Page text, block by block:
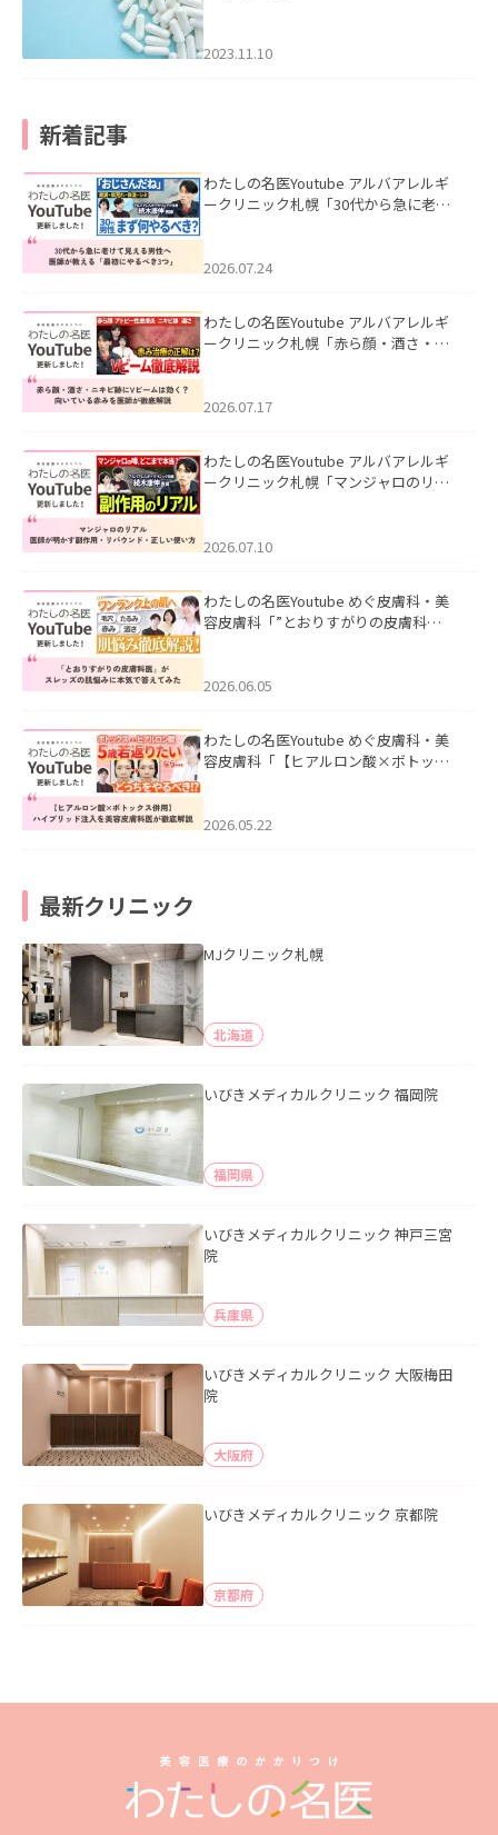
2023.11.10
新着記事
わたしの名医Youtube アルバアレルギ
ークリニック札幌「30代から急に老け
た。
2026.07.24
わたしの名医Youtube アルバアレルギ
ークリニック札幌「赤ら顔・酒さ・ニ
した。
2026.07.17
わたしの名医Youtube アルバアレルギ
ークリニック札幌「マンジャロのリア
た。
2026.07.10
わたしの名医Youtube めぐ皮膚科・美
容皮膚科「”とおりすがりの皮膚科
2026.06.05
わたしの名医Youtube めぐ皮膚科・美
容皮膚科「【ヒアルロン酸×ボトック
た。
2026.05.22
最新クリニック
MJクリニック札幌
北海道
いびきメディカルクリニック 福岡院
福岡県
いびきメディカルクリニック 神戸三宮
院
兵庫県
いびきメディカルクリニック 大阪梅田
院
大阪府
いびきメディカルクリニック 京都院
京都府